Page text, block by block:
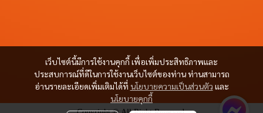
เว็บไซต์นี้มีการใช้งานคุกกี้ เพื่อเพิ่มประสิทธิภาพและ
ประสบการณ์ที่ดีในการใช้งานเว็บไซต์ของท่าน ท่านสามารถ
อ่านรายละเอียดเพิ่มเติมได้ที่ นโยบายความเป็นส่วนตัว และ
นโยบายคุกกี้